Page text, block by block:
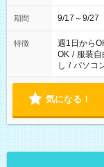
務もあります。 【休憩】60分+他休憩あり 交
安全面に配
期間 9/17～9/
特徴 週1日から
OK / 服装自
し / パソコ
気になる！